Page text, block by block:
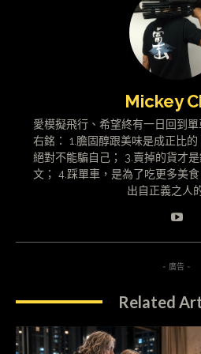
Mickey
愛模擬飛行、希望終有一日回到
右銘： 1.膽固醇跟美味是成正比
絕對不能騙自己； 3.賣掉的貨才
文； 4.踩單車，是為了吃更多美
出自正義之人
- 廣告 -
Related